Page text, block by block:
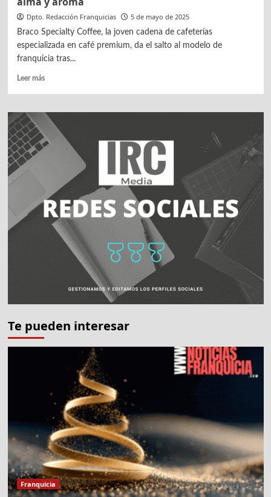
Dpto. Redacción Franquicias 5 de mayo de 2025
Braco Specialty Coffee, la joven cadena de cafeterías
especializada en café premium, da el salto al modelo de
franquicia tras...
Leer másLeer
Braco
Specialty
Coffee
inicia
alma
y
aroma
Te pueden interesar
Franquicia